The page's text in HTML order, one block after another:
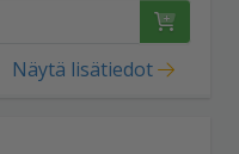
Näytä lisätiedot